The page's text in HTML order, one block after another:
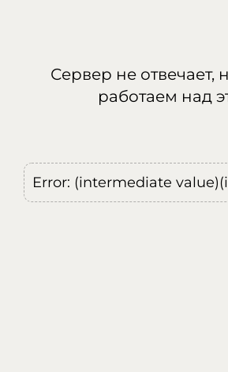
Сервер не отвечает,
работаем над